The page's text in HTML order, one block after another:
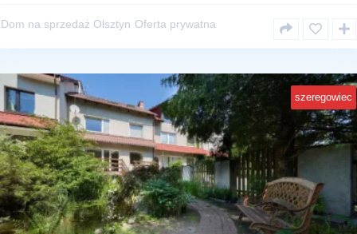
Dom na sprzedaż Olsztyn Oferta prywatna
szeregowiec